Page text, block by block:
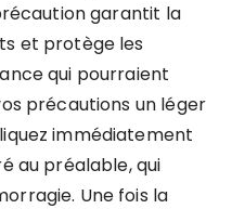
garantit la
et protège les
qui pourraient
précautions un léger
immédiatement
au préalable, qui
Une fois la